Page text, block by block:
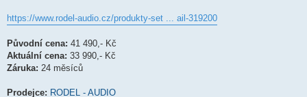
https://www.rodel-audio.cz/produkty-set ... ail-319200
Původní cena: 41 490,- Kč
Aktuální cena: 33 990,- Kč
Záruka: 24 měsíců
Prodejce: RODEL - AUDIO